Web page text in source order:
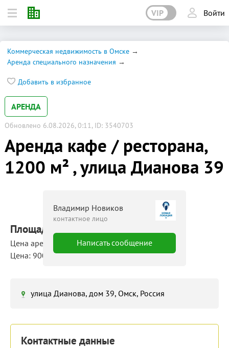
VIP Войти
Коммерческая недвижимость в Омске
Аренда специального назначения
Добавить в избранное
АРЕНДА
Обновлено 6.08.2026, 0:11, ID: 3540703
Аренда кафе / ресторана,
1200 м² , улица Дианова 39
Владимир Новиков
контактное лицо
Написать сообщение
Площадь: 1200 м²
Цена аренды: 1 080 000 руб./мес
Цена: 900 руб./м²/мес
улица Дианова, дом 39, Омск, Россия
Контактные данные